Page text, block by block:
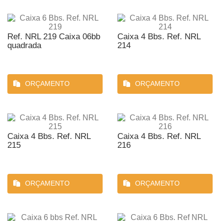
Ref. NRL 219 Caixa 06bb
quadrada
ORÇAMENTO
Caixa 4 Bbs. Ref. NRL
214
ORÇAMENTO
Caixa 4 Bbs. Ref. NRL
215
ORÇAMENTO
Caixa 4 Bbs. Ref. NRL
216
ORÇAMENTO